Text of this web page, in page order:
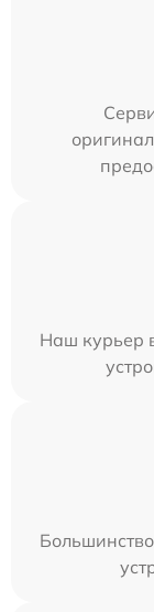
Наш курьер